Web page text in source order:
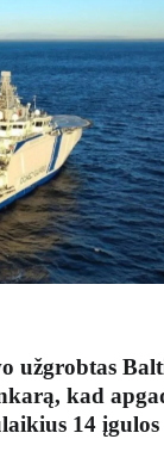
užgrobtas
kad
14